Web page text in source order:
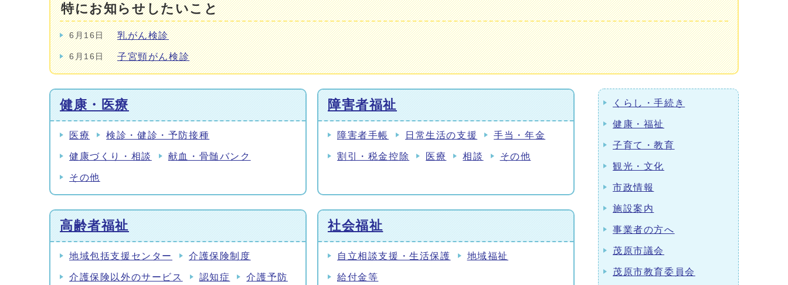
特にお知らせしたいこと
6月16日 乳がん検診
6月16日 子宮頸がん検診
健康・医療
医療 検診・健診・予防接種
健康づくり・相談 献血・骨髄バンク
その他
障害者福祉
障害者手帳 日常生活の支援 手当・年金
割引・税金控除 医療 相談 その他
高齢者福祉
地域包括支援センター 介護保険制度
介護保険以外のサービス 認知症 介護予防
社会福祉
自立相談支援・生活保護 地域福祉
給付金等
くらし・手続き
健康・福祉
子育て・教育
観光・文化
市政情報
施設案内
事業者の方へ
茂原市議会
茂原市教育委員会